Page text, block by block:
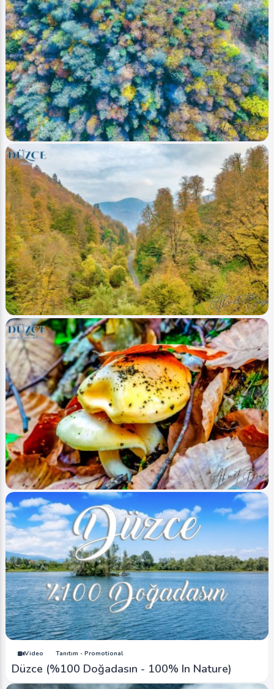
Image Akarsular - Streams
Düzce - (Paddle - Kürek Sörfü)
Ahmet Bozdemir 0 4016 0
Image Yaylalar - Plateaus
Düzce (Sonbahar-Autumn) 2
Ahmet Bozdemir 0 3756 1
Image Yaylalar - Plateaus
Düzce (Sonbahar-Autumn) 1
Ahmet Bozdemir 0 3446 1
Image Yaylalar - Plateaus
Düzce Ormanları Mantarlar 1
Ahmet Bozdemir 0 5290 0
Video Tanıtım - Promotional
Düzce (%100 Doğadasın - 100% In Nature)